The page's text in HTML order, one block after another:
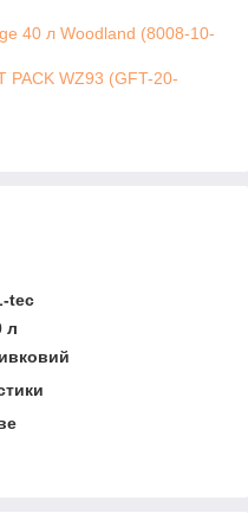
40 л Woodland (8008-10-
PACK WZ93 (GFT-20-
tec
л